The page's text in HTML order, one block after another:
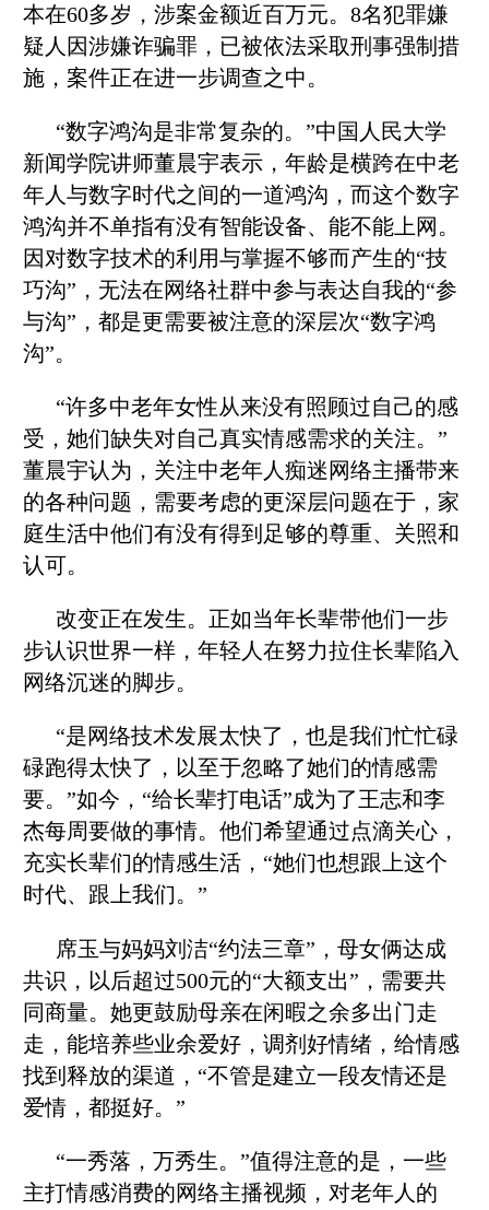
本在60多岁，涉案金额近百万元。8名犯罪嫌
疑人因涉嫌诈骗罪，已被依法采取刑事强制措
施，案件正在进一步调查之中。
“数字鸿沟是非常复杂的。”中国人民大学
新闻学院讲师董晨宇表示，年龄是横跨在中老
年人与数字时代之间的一道鸿沟，而这个数字
鸿沟并不单指有没有智能设备、能不能上网。
因对数字技术的利用与掌握不够而产生的“技
巧沟”，无法在网络社群中参与表达自我的“参
与沟”，都是更需要被注意的深层次“数字鸿
沟”。
“许多中老年女性从来没有照顾过自己的感
受，她们缺失对自己真实情感需求的关注。”
董晨宇认为，关注中老年人痴迷网络主播带来
的各种问题，需要考虑的更深层问题在于，家
庭生活中他们有没有得到足够的尊重、关照和
认可。
改变正在发生。正如当年长辈带他们一步
步认识世界一样，年轻人在努力拉住长辈陷入
网络沉迷的脚步。
“是网络技术发展太快了，也是我们忙忙碌
碌跑得太快了，以至于忽略了她们的情感需
要。”如今，“给长辈打电话”成为了王志和李
杰每周要做的事情。他们希望通过点滴关心，
充实长辈们的情感生活，“她们也想跟上这个
时代、跟上我们。”
席玉与妈妈刘洁“约法三章”，母女俩达成
共识，以后超过500元的“大额支出”，需要共
同商量。她更鼓励母亲在闲暇之余多出门走
走，能培养些业余爱好，调剂好情绪，给情感
找到释放的渠道，“不管是建立一段友情还是
爱情，都挺好。”
“一秀落，万秀生。”值得注意的是，一些
主打情感消费的网络主播视频，对老年人的